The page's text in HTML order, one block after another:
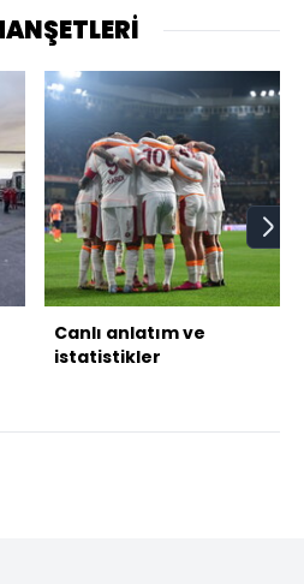
Canlı anlatım ve
istatistikler